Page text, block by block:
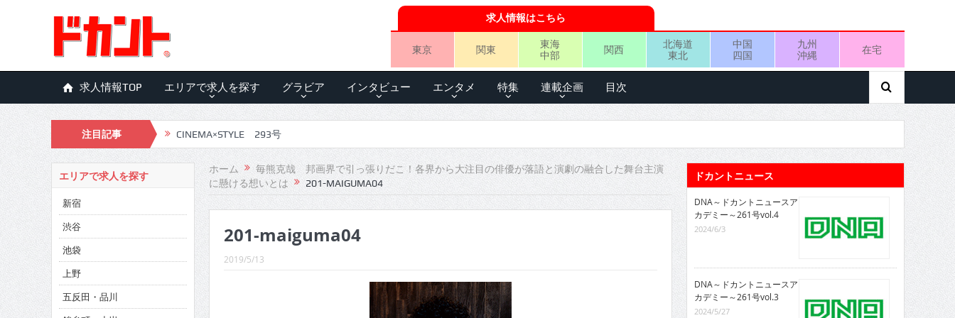
求人情報はこちら
東京 関東
東海
中部
関西
北海道
東北
中国
四国
九州
沖縄
在宅
求人情報TOP エリアで求人を探す グラビア インタビュー エンタメ 特集 連載企画 目次
注目記事 CINEMA×STYLE 293号
CINEMA×STYLE 292号
CINEMA×STYLE 291号
CINEMA×STYLE 290号
CINEMA×STYLE 289号
CINEMA×STYLE 288号
ホーム
毎熊克哉 邦画界で引っ張りだこ！各界から大注目の俳優が落語と演劇の融合した舞台主演
に懸ける想いとは
201-MAIGUMA04
201-maiguma04
2019/5/13
エリアで求人を探す
新宿
渋谷
池袋
上野
五反田・品川
ドカントニュース
DNA～ドカントニュースア
カデミー～261号vol.4
2024/6/3
DNA～ドカントニュースア
カデミー～261号vol.3
2024/5/27